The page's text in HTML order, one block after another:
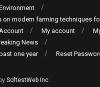
modern farming techniques
My account
News
one year
Reset
SoftestWeb Inc.